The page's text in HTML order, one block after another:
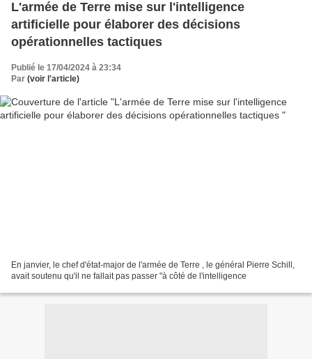
L'armée de Terre mise sur l'intelligence
artificielle pour élaborer des décisions
opérationnelles tactiques
Publié le 17/04/2024 à 23:34
Par (voir l'article)
En janvier, le chef d'état-major de l'armée de Terre , le général Pierre Schill,
avait soutenu qu'il ne fallait pas passer "à côté de l'intelligence